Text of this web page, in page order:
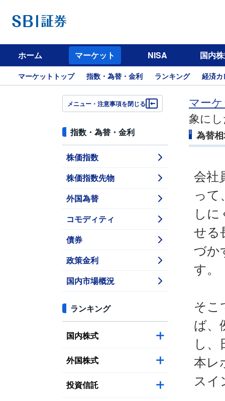
ホーム マーケット NISA 国内
マーケットトップ 指数・為替・金利 ランキング 経済
メニュー・注意事項を閉じる
指数・為替・金利
株価指数
株価指数先物
外国為替
コモディティ
債券
政策金利
国内市場概況
ランキング
国内株式
外国株式
投資信託
マー
象に
為替
会社
って
しに
せる
づか
す。
そこ
ば、
し、
本レ
スイ